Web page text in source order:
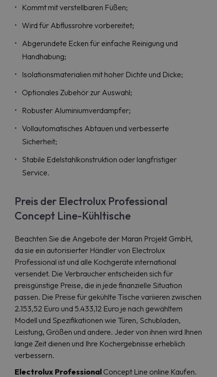
Kommt mit verstellbaren Füßen;
Wird für Abflussrohre vorbereitet;
Abgerundete Ecken für einfache Reinigung und
Handhabung;
Isolationsmaterialien mit hoher Dichte und Dicke;
Optionales Zubehör zur Auswahl;
Robuster Aluminiumverdampfer;
Vollautomatisches Abtauen und verbesserte
Sicherheit;
Stabile Edelstahlkonstruktion oder langfristiger
Service.
Preis der Electrolux Professional
Concept Line-Kühltische
Beachten Sie die Angebote der Maran Projekt GmbH,
da sie ein autorisierter Händler von Electrolux
Professional ist und alle Kochgeräte international
versendet. Die Verbraucher entscheiden sich für
preisgünstige Preise, die in jede finanzielle Situation
passen. Die Preise für gekühlte Tische variieren zwischen
2.153,52 Euro und 5.433,12 Euro je nach gewähltem
Modell und Spezifikationen wie Türen, Schubladen,
Leistung, Größen und andere. Jeder von ihnen wird Ihnen
lange Zeit dienen und Ihre Kochergebnisse erheblich
verbessern.
Electrolux Professional Concept Line online Kaufen.